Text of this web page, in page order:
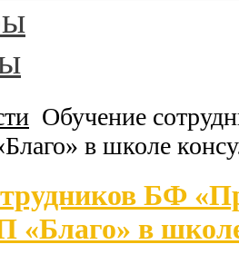
Обучение
в школе
БФ
в